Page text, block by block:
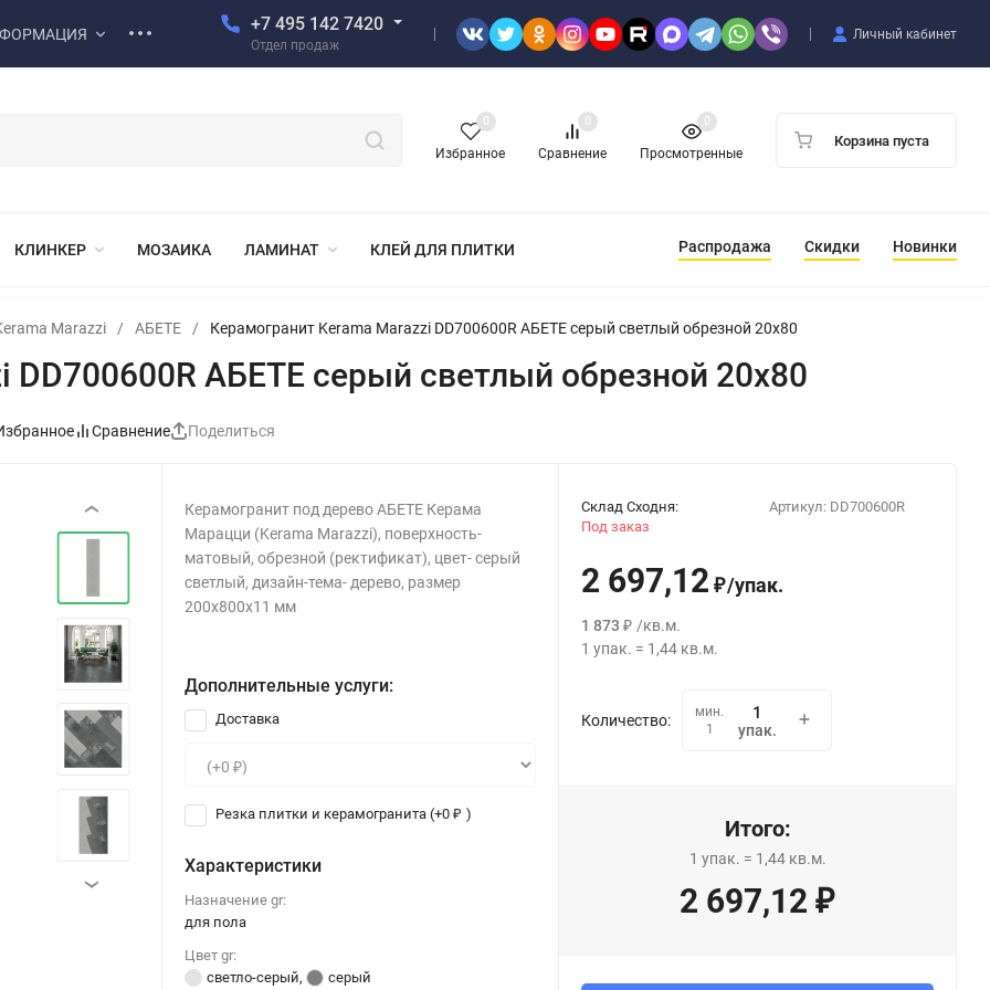
+7 495 142 7420
Отдел продаж
Личный кабинет
Избранное
0
Сравнение
0
Просмотренные
0
Корзина пуста
КЛИНКЕР МОЗАИКА ЛАМИНАТ КЛЕЙ ДЛЯ ПЛИТКИ Распродажа Скидки Новинки
Marazzi / АБЕТЕ / Керамогранит Kerama Marazzi DD700600R АБЕТЕ серый светлый обрезной 20x80
DD700600R АБЕТЕ серый светлый обрезной 20x80
Сравнение Поделиться
‹
›
Керамогранит под дерево АБЕТЕ Керама
Марацци (Kerama Marazzi), поверхность-
матовый, обрезной (ректификат), цвет- серый
светлый, дизайн-тема- дерево, размер
200x800x11 мм
Дополнительные услуги:
Доставка
Резка плитки и керамогранита (+0₽ )
Характеристики
Назначение gr:
для пола
Цвет gr:
светло-серый, серый
Артикул: DD700600R
Склад Сходня:
Под заказ
2 697,12 ₽/упак.
1 873 ₽ /кв.м.
1 упак. = 1,44 кв.м.
Количество:
мин.
1
упак.
Итого:
1 упак. = 1,44 кв.м.
2 697,12 ₽